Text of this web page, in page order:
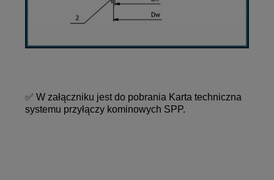
✅ W załączniku jest do pobrania Karta techniczna
systemu przyłączy kominowych SPP.